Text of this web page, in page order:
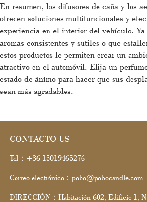
En resumen, los difusores de caña y los
ofrecen soluciones multifuncionales y
experiencia en el interior del vehículo. Ya
aromas consistentes y sutiles o que
estos productos le permiten crear un
atractivo en el automóvil. Elija un
estado de ánimo para hacer que sus
sean más agradables.
CONTACTO US
Tel：+86 15019465276
Correo electrónico：pobo@pobocandle.com
DIRECCIÓN：Habitación 602, Edificio 1,